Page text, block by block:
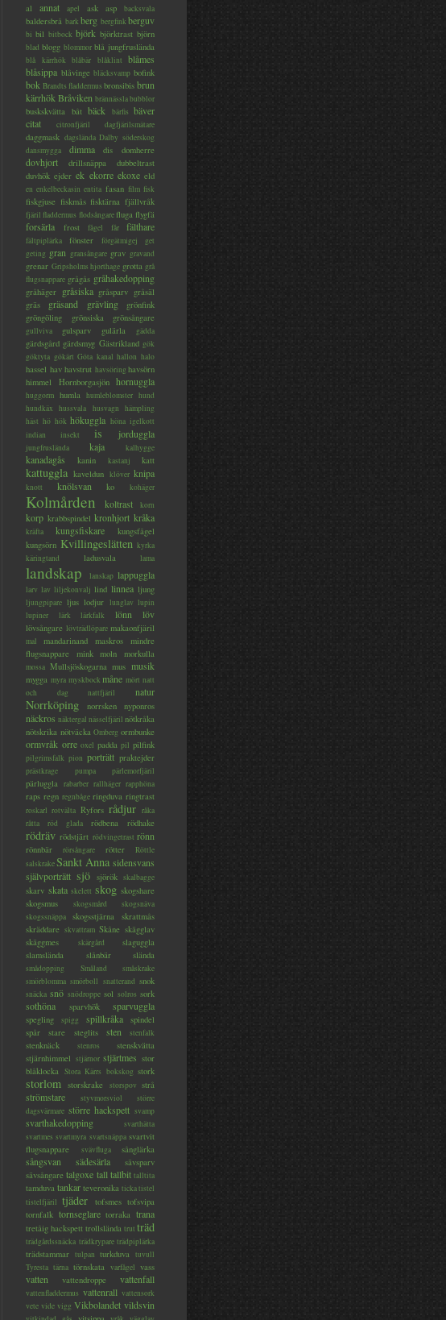
al annat apel ask asp backsvala
baldersbrå barkberg bergfinkberguv
bi bil bitbock björk björktrast björn
blad blogg blommor blå jungfruslända
blå kärrhök blåbär blåklint
blåmes
blåsippa blåvinge bläcksvamp bofink
bok Brandts fladdermus bronsibis brun
kärrhökBråviken brännässlabubblor
buskskvätta båt bäck bärfis bäver
citat
citronfjäril dagfjärilsmätare
daggmask dagslända Dalby söderskog
dansmygga
dimma dis domherre
dovhjort drillsnäppa
dubbeltrast
duvhök ejder ek ekorre ekoxe eld
en enkelbeckasin entita fasan film fisk
fiskgjuse fiskmås fisktärna fjällvråk
fjäril fladdermus flodsångarefluga flygfä
forsärla frost fågel får fälthare
fältpiplärka fönster förgätmigej
get
geting gran gransångare grav gravand
grenar Gripsholms hjorthage grotta grå
flugsnappare grågås gråhakedopping
gråhäger gråsiska gråsparv gråsäl
gräs
gräsand grävling
grönfink
gröngöling
grönsiska grönsångare
gullviva gulsparv gulärla gädda
gärdsgård gärdsmyg Gästrikland gök
göktyta gökärt Göta kanal hallon halo
hassel hav havstrut havsöring havsörn
himmel
Hornborgasjön hornuggla
huggorm humla humleblomster hund
hundkäx
hussvala husvagn
hämpling
häst hö hök hökuggla höna igelkott
indian
insekt is jorduggla
jungfruslända kaja kalhygge
kanadagås kanin kastanj katt
kattuggla kaveldun klöver knipa
knott knölsvan ko kohäger
Kolmården koltrast korn
korp krabbspindel kronhjort kråka
kräfta kungsfiskare
kungsfågel
kungsörn Kvillingeslätten kyrka
käringtand
ladusvala lama
landskap lanskap lappuggla
larv lav liljekonvalj lind linnea ljung
ljungpipare ljus lodjur lunglav lupin
lupiner
lärk lärkfalk lönn löv
lövsångare lövträdlöpare makaonfjäril
mal mandarinand maskros
mindre
flugsnappare
mink moln morkulla
mossa Mullsjöskogarna mus musik
mygga myra myskbock måne mört natt
och dag
nattfjäril natur
Norrköping norrsken nyponros
näckros näktergal nässelfjäril nötkråka
nötskrika nötväcka Omberg ormbunke
ormvråk orre oxel padda pil pilfink
pilgrimsfalk pion porträtt praktejder
prästkrage pumpa pärlemorfjäril
pärluggla rabarber rallhäger rapphöna
raps regn regnbåge ringduva ringtrast
roskarl rotvälta Ryfors rådjur råka
råtta
röd glada rödbena rödhake
rödräv rödstjärt rödvingetrast rönn
rönnbär rörsångare rötter
Röttle
salskrakeSankt Anna sidensvans
självporträtt sjö sjörök skalbagge
skarv skata skelett skog skogshare
skogsmus
skogsmård
skogsnäva
skogssnäppa
skogsstjärna
skrattmås
skräddare skvattram Skåne skägglav
skäggmes
skärgård
slaguggla
slamslända
slånbär slända
smådopping Småland
småskrake
smörblomma smörboll snatterand snok
snäcka snö snödroppe sol solros sork
sothöna sparvhök sparvuggla
spegling spigg spillkråka
spindel
spår
stare steglits sten stenfalk
stenknäck stenros
stenskvätta
stjärnhimmel stjärnor stjärtmes stor
blåklocka Stora Kärrs bokskog stork
storlom storskrake storspov strå
strömstare styvmorsviol
större
dagsvärmare större hackspett svamp
svarthakedopping
svarthätta
svartmes svartmyra svartsnäppa svartvit
flugsnappare
svävfluga sånglärka
sångsvan sädesärla
sävsparv
sävsångare talgoxe tall tallbit talltita
tamduva tankar teveronika tickatistel
tistelfjäril tjäder tofsmes tofsvipa
tornfalk tornseglare torraka trana
tretåig hackspett trollslända trut träd
trädgårdssnäcka trädkrypare trädpiplärka
trädstammar tulpan turkduva tuvull
Tyresta tärna törnskata varfågel vass
vatten vattendroppe vattenfall
vattenfladdermus vattenrall vattensork
vete vide vigg Vikbolandet vildsvin